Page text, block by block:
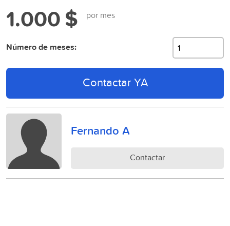
1.000 $ por mes
Número de meses:
Contactar YA
Fernando A
Contactar